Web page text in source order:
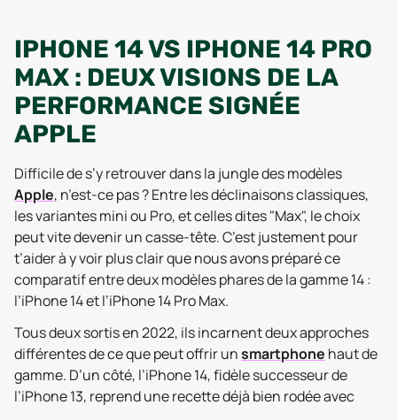
IPHONE 14 VS IPHONE 14 PRO
MAX : DEUX VISIONS DE LA
PERFORMANCE SIGNÉE
APPLE
Difficile de s’y retrouver dans la jungle des modèles
Apple, n’est-ce pas ? Entre les déclinaisons classiques,
les variantes mini ou Pro, et celles dites "Max", le choix
peut vite devenir un casse-tête. C’est justement pour
t’aider à y voir plus clair que nous avons préparé ce
comparatif entre deux modèles phares de la gamme 14 :
l’iPhone 14 et l’iPhone 14 Pro Max.
Tous deux sortis en 2022, ils incarnent deux approches
différentes de ce que peut offrir unsmartphone haut de
gamme. D’un côté, l’iPhone 14, fidèle successeur de
l’iPhone 13, reprend une recette déjà bien rodée avec